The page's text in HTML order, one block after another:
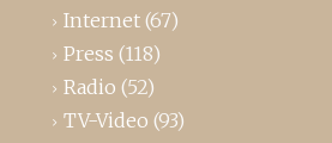
Internet (67)
Press (118)
Radio (52)
TV-Video (93)